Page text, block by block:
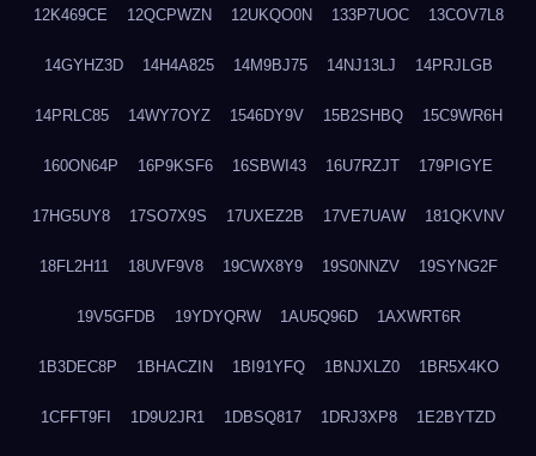
12K469CE 12QCPWZN 12UKQO0N 133P7UOC 13COV7L8
14GYHZ3D 14H4A825 14M9BJ75 14NJ13LJ 14PRJLGB
14PRLC85 14WY7OYZ 1546DY9V 15B2SHBQ 15C9WR6H
160ON64P 16P9KSF6 16SBWI43 16U7RZJT 179PIGYE
17HG5UY8 17SO7X9S 17UXEZ2B 17VE7UAW 181QKVNV
18FL2H11 18UVF9V8 19CWX8Y9 19S0NNZV 19SYNG2F
19V5GFDB 19YDYQRW 1AU5Q96D 1AXWRT6R
1B3DEC8P 1BHACZIN 1BI91YFQ 1BNJXLZ0 1BR5X4KO
1CFFT9FI 1D9U2JR1 1DBSQ817 1DRJ3XP8 1E2BYTZD